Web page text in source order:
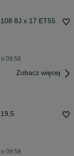
8J x 17 ET55
09:58
Zobacz więcej
09:58